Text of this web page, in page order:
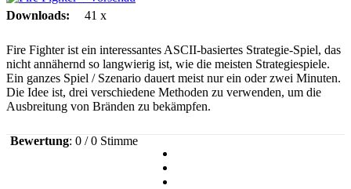
Downloads: 41 x
Fire Fighter ist ein interessantes ASCII-basiertes Strategie-Spiel, das
nicht annähernd so langwierig ist, wie die meisten Strategiespiele.
Ein ganzes Spiel / Szenario dauert meist nur ein oder zwei Minuten.
Die Idee ist, drei verschiedene Methoden zu verwenden, um die
Ausbreitung von Bränden zu bekämpfen.
Bewertung: 0 / 0 Stimme